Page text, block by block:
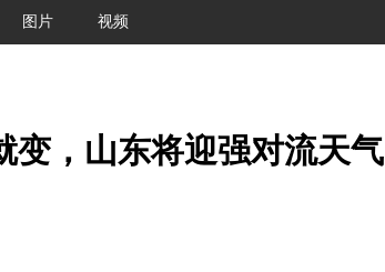
图片 视频
变，山东将迎强对流天气